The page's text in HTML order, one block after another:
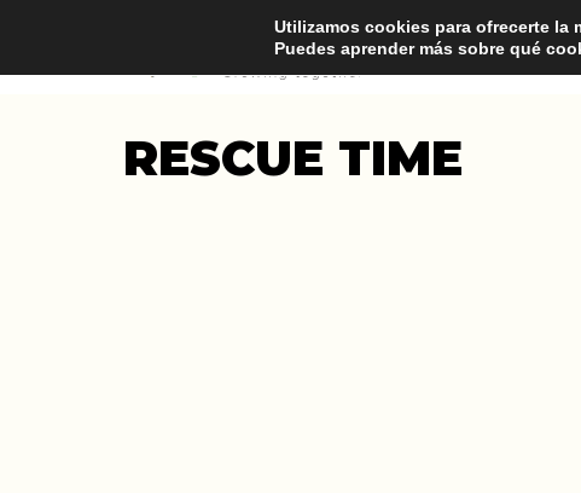
RESCUE TIME
Utilizamos cookies para ofrecerte la
Puedes aprender más sobre qué